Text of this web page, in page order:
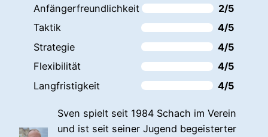
Anfängerfreundlichkeit
2/5
Taktik
4/5
Strategie
4/5
Flexibilität
4/5
Langfristigkeit
4/5
Sven spielt seit 1984 Schach im Verein
und ist seit seiner Jugend begeisterter